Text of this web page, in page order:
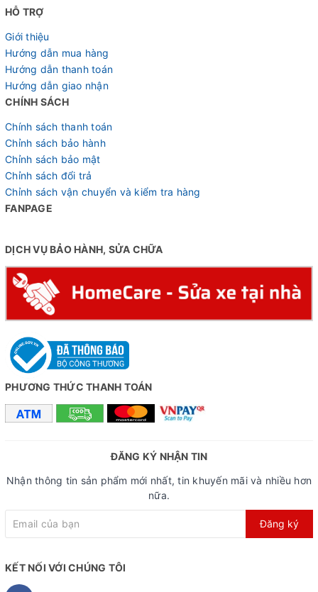
Phanh đĩa cơ an toàn
Hệ thống phanh đĩa cơ TONGLI cho lực phanh mạnh, ổn
định và an toàn khi di chuyển tốc độ cao hoặc trong điều
kiện mưa, đường trơn. Phanh đĩa cơ dễ bảo trì và chi phí
HỖ TRỢ
Giới thiệu
Hướng dẫn mua hàng
Hướng dẫn thanh toán
Hướng dẫn giao nhận
CHÍNH SÁCH
Chính sách thanh toán
Chỉnh sách bảo hành
Chỉnh sách bảo mật
Chỉnh sách đổi trả
Chỉnh sách vận chuyển và kiểm tra hàng
FANPAGE
DỊCH VỤ BẢO HÀNH, SỬA CHỮA
PHƯƠNG THỨC THANH TOÁN
ĐĂNG KÝ NHẬN TIN
Nhận thông tin sản phẩm mới nhất, tin khuyến mãi và nhiều hơn
nữa.
Đăng ký
KẾT NỐI VỚI CHÚNG TÔI